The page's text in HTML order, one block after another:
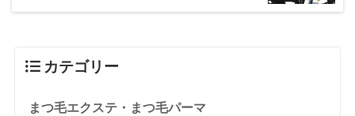
カテゴリー
まつ毛エクステ・まつ毛パーマ